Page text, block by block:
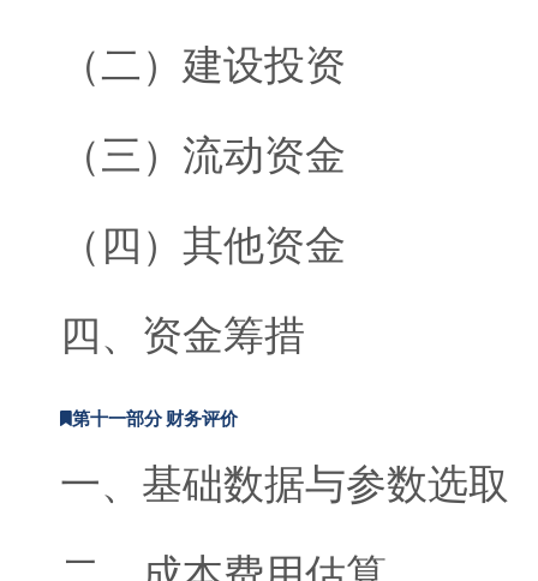
（二）建设投资
（三）流动资金
（四）其他资金
四、资金筹措
第十一部分 财务评价
一、基础数据与参数选取